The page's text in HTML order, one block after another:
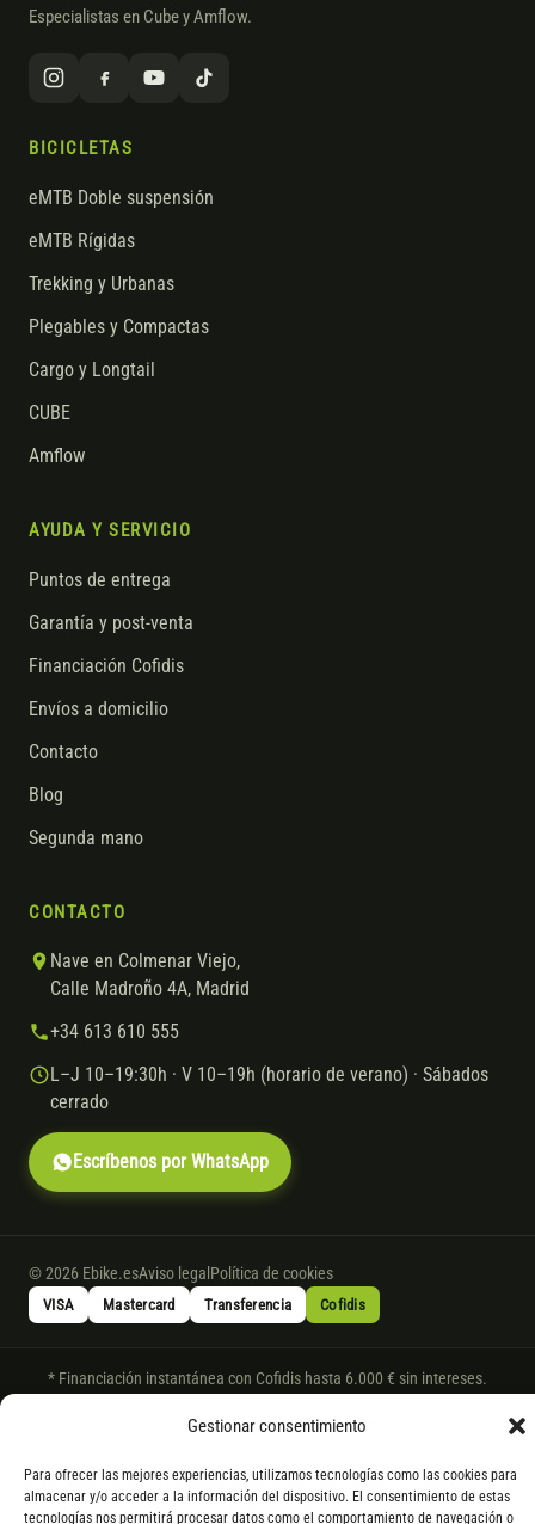
Gestionar consentimiento
Para ofrecer las mejores experiencias, utilizamos tecnologías como las cookies para
almacenar y/o acceder a la información del dispositivo. El consentimiento de estas
tecnologías nos permitirá procesar datos como el comportamiento de navegación o
Especialistas en Cube y Amflow.
BICICLETAS
eMTB Doble suspensión
eMTB Rígidas
Trekking y Urbanas
Plegables y Compactas
Cargo y Longtail
CUBE
Amflow
AYUDA Y SERVICIO
Puntos de entrega
Garantía y post-venta
Financiación Cofidis
Envíos a domicilio
Contacto
Blog
Segunda mano
CONTACTO
Nave en Colmenar Viejo,
Calle Madroño 4A, Madrid
+34 613 610 555
L–J 10–19:30h · V 10–19h (horario de verano) · Sábados
cerrado
Escríbenos por WhatsApp
© 2026 Ebike.esAviso legal Política de cookies
VISA Mastercard Transferencia Cofidis
* Financiación instantánea con Cofidis hasta 6.000 € sin intereses.
los detalles por WhatsApp.
* Los modelos con entrega inmediata se envían 24 h laborables tras el
pago; los de bajo pedido se confirman con un asesor. Si no fuera posible